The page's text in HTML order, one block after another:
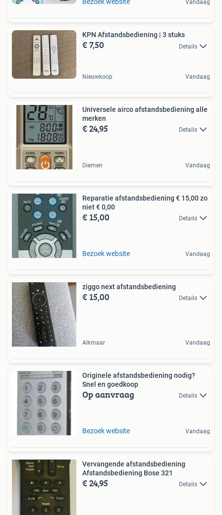
Bezoek website Vandaag
KPN Afstandsbediening | 3 stuks
€ 7,50 Details
Nieuwkoop Vandaag
Universele airco afstandsbediening alle
merken
€ 24,95 Details
Diemen Vandaag
Reparatie afstandsbediening € 15,00 zo
niet € 0,00
€ 15,00 Details
Bezoek website Vandaag
ziggo next afstandsbediening
€ 15,00 Details
Alkmaar Vandaag
Originele afstandsbediening nodig?
Snel en goedkoop
Op aanvraag Details
Bezoek website Vandaag
Vervangende afstandsbediening
Afstandsbediening Bose 321
€ 24,95 Details